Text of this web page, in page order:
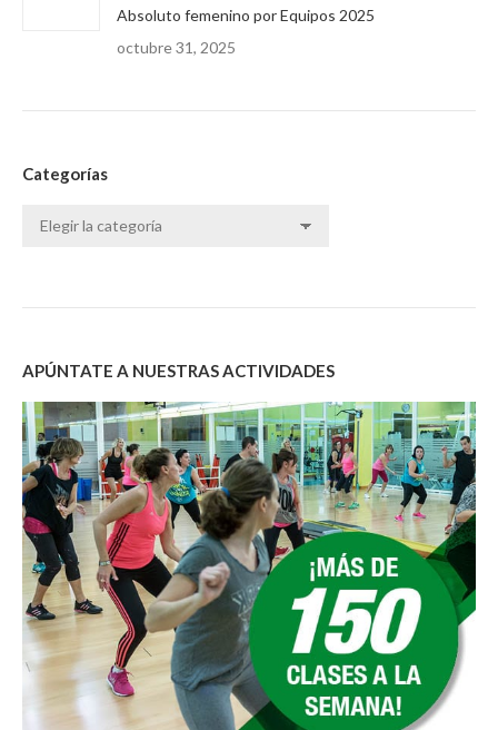
Absoluto femenino por Equipos 2025
octubre 31, 2025
Categorías
Categorías
APÚNTATE A NUESTRAS ACTIVIDADES